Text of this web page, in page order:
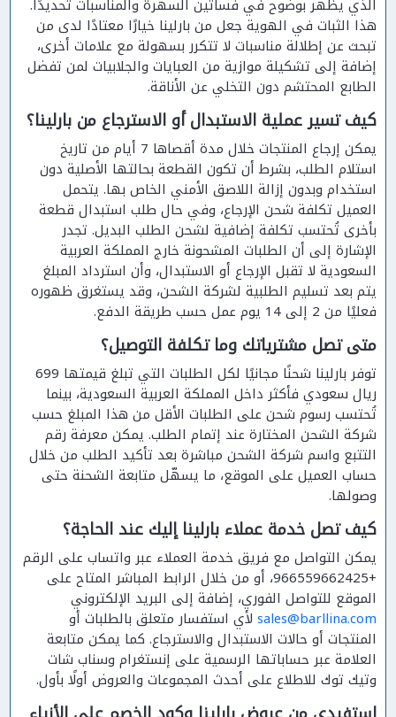
الذي يظهر بوضوح في فساتين السهرة والمناسبات تحديدًا.
هذا الثبات في الهوية جعل من بارلينا خيارًا معتادًا لدى من
تبحث عن إطلالة مناسبات لا تتكرر بسهولة مع علامات أخرى،
إضافة إلى تشكيلة موازية من العبايات والجلابيات لمن تفضل
الطابع المحتشم دون التخلي عن الأناقة.
كيف تسير عملية الاستبدال أو الاسترجاع من بارلينا؟
يمكن إرجاع المنتجات خلال مدة أقصاها 7 أيام من تاريخ
استلام الطلب، بشرط أن تكون القطعة بحالتها الأصلية دون
استخدام وبدون إزالة اللاصق الأمني الخاص بها. يتحمل
العميل تكلفة شحن الإرجاع، وفي حال طلب استبدال قطعة
بأخرى تُحتسب تكلفة إضافية لشحن الطلب البديل. تجدر
الإشارة إلى أن الطلبات المشحونة خارج المملكة العربية
السعودية لا تقبل الإرجاع أو الاستبدال، وأن استرداد المبلغ
يتم بعد تسليم الطلبية لشركة الشحن، وقد يستغرق ظهوره
فعليًا من 2 إلى 14 يوم عمل حسب طريقة الدفع.
متى تصل مشترياتك وما تكلفة التوصيل؟
توفر بارلينا شحنًا مجانيًا لكل الطلبات التي تبلغ قيمتها 699
ريال سعودي فأكثر داخل المملكة العربية السعودية، بينما
تُحتسب رسوم شحن على الطلبات الأقل من هذا المبلغ حسب
شركة الشحن المختارة عند إتمام الطلب. يمكن معرفة رقم
التتبع واسم شركة الشحن مباشرة بعد تأكيد الطلب من خلال
حساب العميل على الموقع، ما يسهّل متابعة الشحنة حتى
وصولها.
كيف تصل خدمة عملاء بارلينا إليك عند الحاجة؟
يمكن التواصل مع فريق خدمة العملاء عبر واتساب على الرقم
+966559662425، أو من خلال الرابط المباشر المتاح على
الموقع للتواصل الفوري، إضافة إلى البريد الإلكتروني
sales@barllina.com لأي استفسار متعلق بالطلبات أو
المنتجات أو حالات الاستبدال والاسترجاع. كما يمكن متابعة
العلامة عبر حساباتها الرسمية على إنستغرام وسناب شات
وتيك توك للاطلاع على أحدث المجموعات والعروض أولًا بأول.